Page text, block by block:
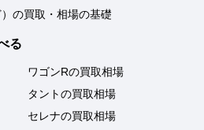
の買取・相場の基礎
る
ワゴンRの買取相場
タントの買取相場
セレナの買取相場